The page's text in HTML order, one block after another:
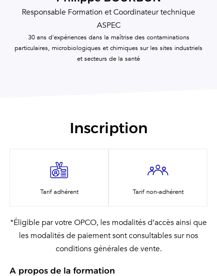
Responsable Formation et Coordinateur technique
ASPEC
30 ans d'expériences dans la maîtrise des contaminations
particulaires, microbiologiques et chimiques sur les sites industriels
et secteurs de la santé
Inscription
Tarif adhérent Tarif non-adhérent
*Éligible par votre OPCO, les modalités d’accès ainsi que
les modalités de paiement sont consultables sur nos
conditions générales de vente.
A propos de la formation